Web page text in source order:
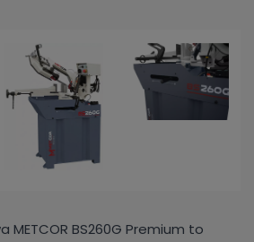
BS260G Premium to